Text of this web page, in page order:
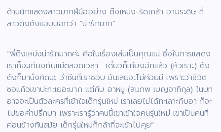
ด้านนักแสดงสาวมากฝีมืออย่าง ต๊งเหน่ง-รัดเกล้า อามระดิษ ที่
สาวตังตังแอบบอกว่า “น่ารักมาก”
“พี่ต๊งเหน่งน่ารักมากค่ะ คือในเรื่องเล่นเป็นคุณแม่ ซึ่งในการแสดง
เราก็จะเถียงกับแม่ตลอดเวลา… เดี๋ยวก็เถียงอีกแล้ว (หัวเราะ) ตัง
ตังก็มานั่งคิดนะ ว่าซีนที่เราชอบ มันเลยจะไม่ค่อยมี เพราะว่าชีวิต
ซอแก้วเขาปะทะเยอะมาก แต่กับ อาหมู (สมภพ เบญจาทิกุล) ในบท
อาจจะเป็นตัวละครที่เข้าใจเด็กรุ่นใหม่ เราเลยไม่ได้ทะเลาะกับอา ก็จะ
ไปขอคำปรึกษา เพราะเรารู้ว่าคนนี้เขาเข้าใจคนรุ่นใหม่ เขาเป็นคนที่
ค่อนข้างทันสมัย เด็กรุ่นใหม่ก็กล้าที่จะเข้าไปคุย”